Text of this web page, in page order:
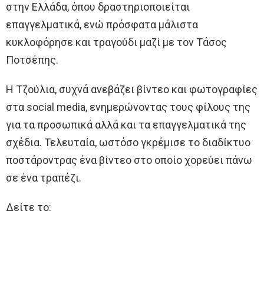
στην Ελλάδα, όπου δραστηριοποιείται
επαγγελματικά, ενώ πρόσφατα μάλιστα
κυκλοφόρησε και τραγούδι μαζί με τον Τάσος
Ποτσέπης.
Η Τζούλια, συχνά ανεβάζει βίντεο και φωτογραφίες
στα social media, ενημερώνοντας τους φίλους της
για τα προσωπικά αλλά και τα επαγγελματικά της
σχέδια. Τελευταία, ωστόσο γκρέμισε τo διαδίκτυο
ποστάροντρας ένα βίντεο στο οποίο χορεύει πάνω
σε ένα τραπέζι.
Δείτε το: